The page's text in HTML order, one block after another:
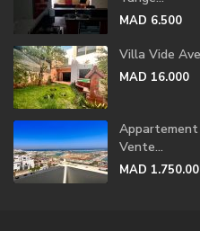
MAD 6.500
Villa Vide
MAD 16.000
Appartement
Vente...
MAD